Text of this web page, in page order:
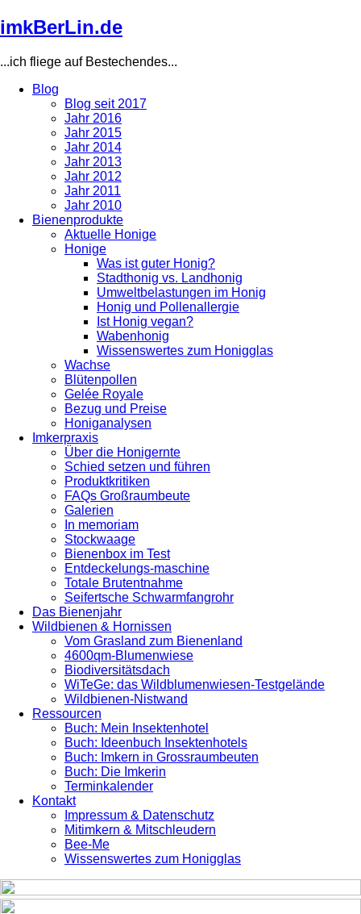
Direkt
zum
imkBerLin.de
...ich fliege auf Bestechendes...
navigation
Blog
Blog seit 2017
Jahr 2016
Jahr 2015
Jahr 2014
Jahr 2013
Jahr 2012
Jahr 2011
Jahr 2010
Bienenprodukte
Aktuelle Honige
Honige
Was ist guter Honig?
Stadthonig vs. Landhonig
Umweltbelastungen im Honig
Honig und Pollenallergie
Ist Honig vegan?
Wabenhonig
Wissenswertes zum Honigglas
Wachse
Blütenpollen
Gelée Royale
Bezug und Preise
Honiganalysen
Imkerpraxis
Über die Honigernte
Schied setzen und führen
Produktkritiken
FAQs Großraumbeute
Galerien
In memoriam
Stockwaage
Bienenbox im Test
Entdeckelungs-maschine
Totale Brutentnahme
Seifertsche Schwarmfangrohr
Das Bienenjahr
Wildbienen & Hornissen
Vom Grasland zum Bienenland
4600qm-Blumenwiese
Biodiversitätsdach
WiTeGe: das Wildblumenwiesen-Testgelände
Wildbienen-Nistwand
Ressourcen
Buch: Mein Insektenhotel
Buch: Ideenbuch Insektenhotels
Buch: Imkern in Grossraumbeuten
Buch: Die Imkerin
Terminkalender
Kontakt
Impressum & Datenschutz
Mitimkern & Mitschleudern
Bee-Me
Wissenswertes zum Honigglas